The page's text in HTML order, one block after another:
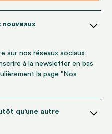
sur nos réseaux sociaux
à la newsletter en bas
la page "Nos
qu'une autre